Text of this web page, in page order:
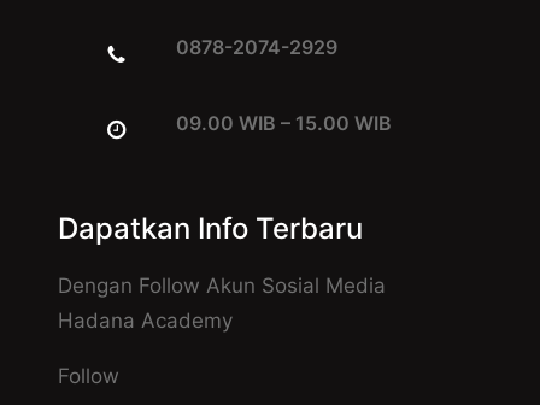
0878-2074-2929
09.00 WIB – 15.00 WIB
Dapatkan Info Terbaru
Dengan Follow Akun Sosial Media
Hadana Academy
Follow